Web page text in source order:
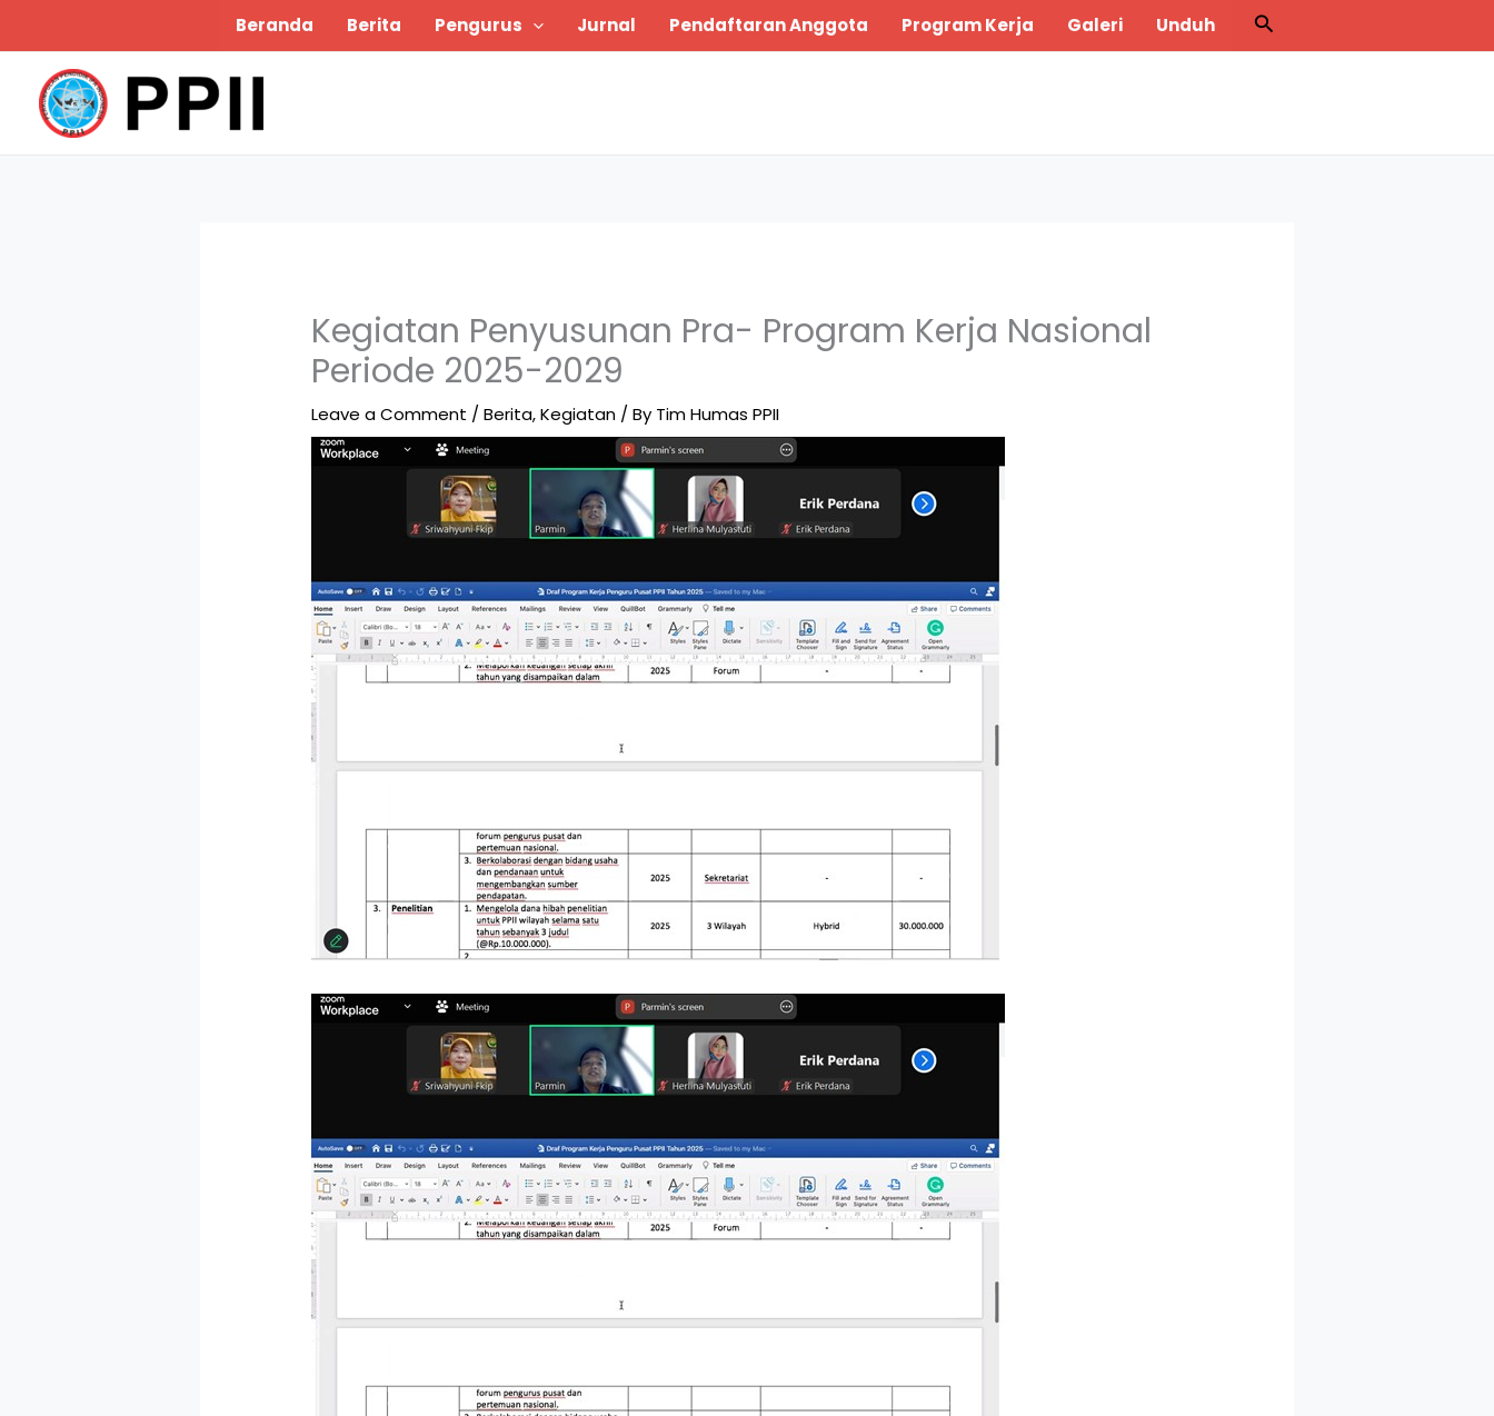
content
Beranda Berita Pengurus Jurnal Pendaftaran Anggota Program Kerja Galeri Unduh Search
Kegiatan Penyusunan Pra- Program Kerja Nasional
Periode 2025-2029
Leave a Comment /Berita,Kegiatan / By Tim Humas PPII